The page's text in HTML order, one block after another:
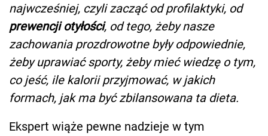
najwcześniej, czyli zacząć od profilaktyki, od
prewencji otyłości, od tego, żeby nasze
zachowania prozdrowotne były odpowiednie,
żeby uprawiać sporty, żeby mieć wiedzę o tym,
co jeść, ile kalorii przyjmować, w jakich
formach, jak ma być zbilansowana ta dieta.
Ekspert wiąże pewne nadzieje w tym